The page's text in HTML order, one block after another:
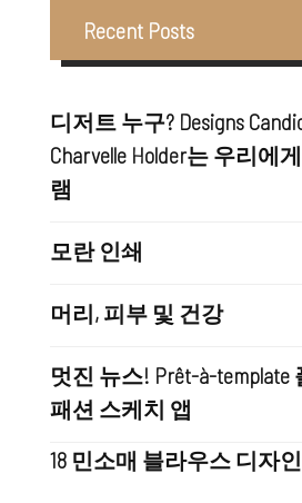
Recent Posts
디저트 누구? Designs
Charvelle Holder는 우리에
램
모란 인쇄
머리, 피부 및 건강
멋진 뉴스! Prêt-à-
패션 스케치 앱
18 민소매 블라우스 디자인